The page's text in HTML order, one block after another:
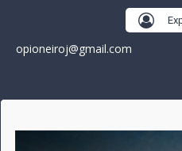
opioneiroj@gmail.com
A história do Pioneiro inicia em